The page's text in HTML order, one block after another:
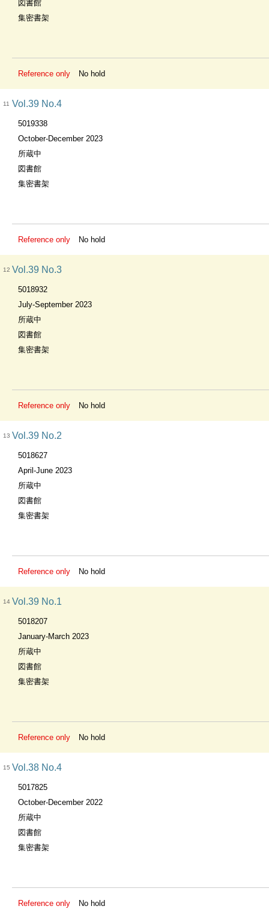
図書館
集密書架
Reference only No hold
11 Vol.39 No.4
5019338
October-December 2023
所蔵中
図書館
集密書架
Reference only No hold
12 Vol.39 No.3
5018932
July-September 2023
所蔵中
図書館
集密書架
Reference only No hold
13 Vol.39 No.2
5018627
April-June 2023
所蔵中
図書館
集密書架
Reference only No hold
14 Vol.39 No.1
5018207
January-March 2023
所蔵中
図書館
集密書架
Reference only No hold
15 Vol.38 No.4
5017825
October-December 2022
所蔵中
図書館
集密書架
Reference only No hold